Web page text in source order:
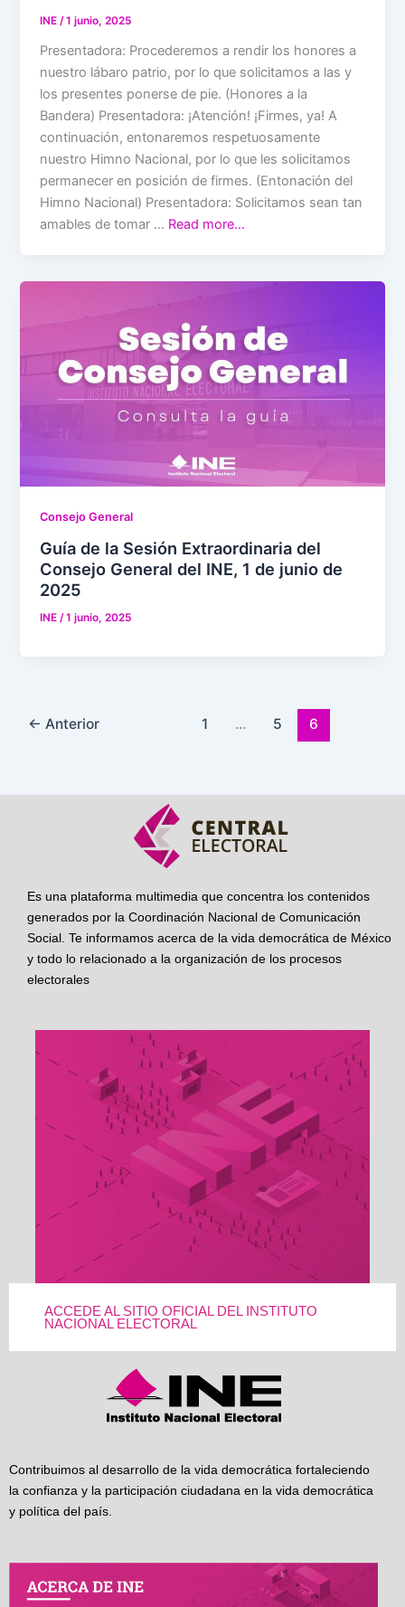
INE/1 junio, 2025
Presentadora: Procederemos a rendir los honores a
nuestro lábaro patrio, por lo que solicitamos a las y
los presentes ponerse de pie. (Honores a la
Bandera) Presentadora: ¡Atención! ¡Firmes, ya! A
continuación, entonaremos respetuosamente
nuestro Himno Nacional, por lo que les solicitamos
permanecer en posición de firmes. (Entonación del
Himno Nacional) Presentadora: Solicitamos sean tan
amables de tomar … Read more…
Consejo General
Guía de la Sesión Extraordinaria del
Consejo General del INE, 1 de junio de
2025
INE/1 junio, 2025
← Anterior 1 … 5 6
Es una plataforma multimedia que concentra los contenidos
generados por la Coordinación Nacional de Comunicación
Social. Te informamos acerca de la vida democrática de México
y todo lo relacionado a la organización de los procesos
electorales
ACCEDE AL SITIO OFICIAL DEL INSTITUTO
NACIONAL ELECTORAL
Contribuimos al desarrollo de la vida democrática fortaleciendo
la confianza y la participación ciudadana en la vida democrática
y política del país.